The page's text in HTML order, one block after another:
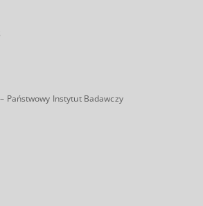
Państwowy Instytut Badawczy